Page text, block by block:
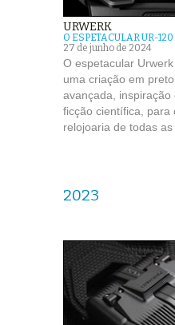
URWERK
O ESPETACULAR UR-
27 de junho de 2024
O espetacular
uma criação em
avançada,
ficção científica, para
relojoaria de todas as
2023